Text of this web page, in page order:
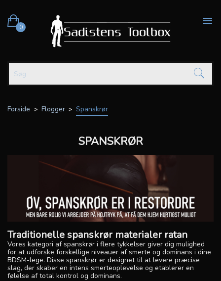
0

Forside Flogger Spanskrør
SPANSKRØR
Traditionelle spanskrør materialer ratan
Vores kategori af spanskrør i flere tykkelser giver dig mulighed
for at udforske forskellige niveauer af smerte og dominans i dine
BDSM-lege. Disse spanskrør er designet til at levere præcise
slag, der skaber en intens smerteoplevelse og etablerer en
følelse af total kontrol og dominans.